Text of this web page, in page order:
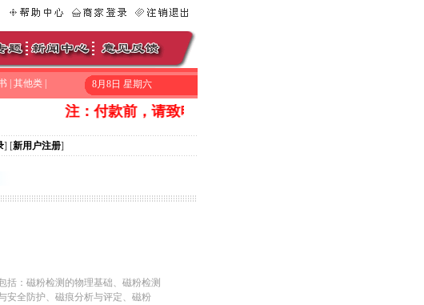
其他类 8月8日 星期六
注：付款前，请致电010-53056669询问一下是否还有库存
] [新用户注册]
括：磁粉检测的物理基础、磁粉检测
安全防护、磁痕分析与评定、磁粉